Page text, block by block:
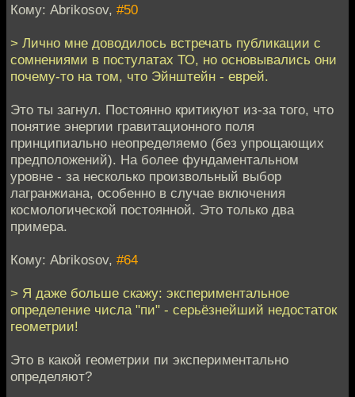
Кому: Abrikosov, #50
> Лично мне доводилось встречать публикации с
сомнениями в постулатах ТО, но основывались они
почему-то на том, что Эйнштейн - еврей.
Это ты загнул. Постоянно критикуют из-за того, что
понятие энергии гравитационного поля
принципиально неопределяемо (без упрощающих
предположений). На более фундаментальном
уровне - за несколько произвольный выбор
лагранжиана, особенно в случае включения
космологической постоянной. Это только два
примера.
Кому: Abrikosov, #64
> Я даже больше скажу: экспериментальное
определение числа "пи" - серьёзнейший недостаток
геометрии!
Это в какой геометрии пи экспериментально
определяют?